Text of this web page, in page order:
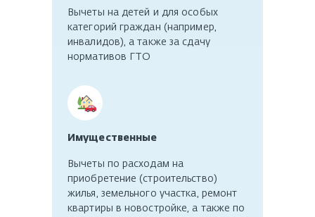
Имущественные
Вычеты на детей и для особых
категорий граждан (например,
инвалидов), а также за сдачу
нормативов ГТО
Вычеты по расходам на
приобретение (строительство)
жилья, земельного участка, ремонт
квартиры в новостройке, а также по